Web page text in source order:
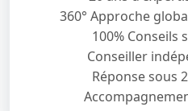
360° Approche
100% Conseils
Conseiller
Réponse sous